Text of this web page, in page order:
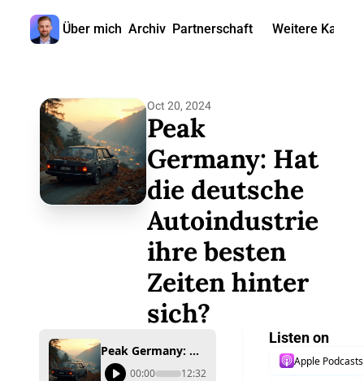
Über mich Archiv Partnerschaft Weitere Kanäle
Oct 20, 2024
Peak
Germany: Hat
die deutsche
Autoindustrie
ihre besten
Zeiten hinter
sich?
Peak Germany: Hat die deutsche Autoindustrie ihre besten Zeiten hinter sich?
00:00 12:32
Listen on
Apple Podcasts